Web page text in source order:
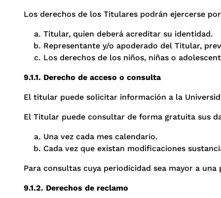
Los derechos de los Titulares podrán ejercerse
Titular, quien deberá acreditar su identidad.
Representante y/o apoderado del Titular,
Los derechos de los niños, niñas o
9.1.1. Derecho de acceso o consulta
El titular puede solicitar información a la
El Titular puede consultar de forma gratuita sus
Una vez cada mes calendario.
Cada vez que existan modificaciones
Para consultas cuya periodicidad sea mayor a
9.1.2. Derechos de reclamo